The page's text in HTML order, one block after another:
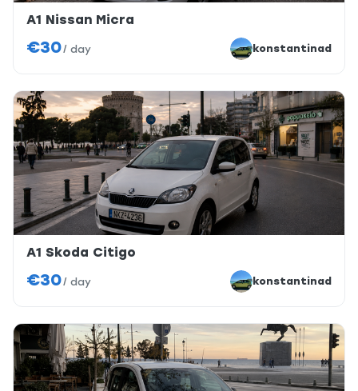
A1 Nissan Micra
€30/ day konstantinad
A1 Skoda Citigo
€30/ day konstantinad